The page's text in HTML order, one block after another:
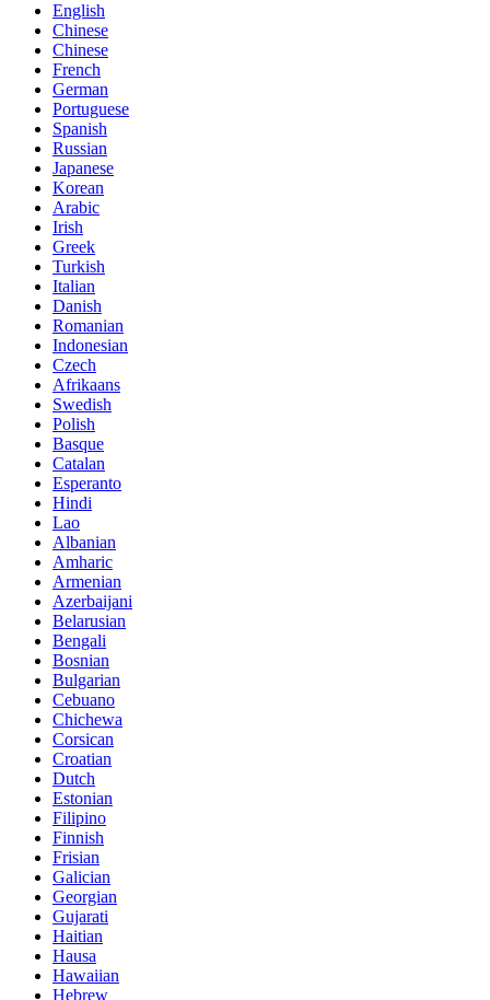
English
Chinese
Chinese
French
German
Portuguese
Spanish
Russian
Japanese
Korean
Arabic
Irish
Greek
Turkish
Italian
Danish
Romanian
Indonesian
Czech
Afrikaans
Swedish
Polish
Basque
Catalan
Esperanto
Hindi
Lao
Albanian
Amharic
Armenian
Azerbaijani
Belarusian
Bengali
Bosnian
Bulgarian
Cebuano
Chichewa
Corsican
Croatian
Dutch
Estonian
Filipino
Finnish
Frisian
Galician
Georgian
Gujarati
Haitian
Hausa
Hawaiian
Hebrew